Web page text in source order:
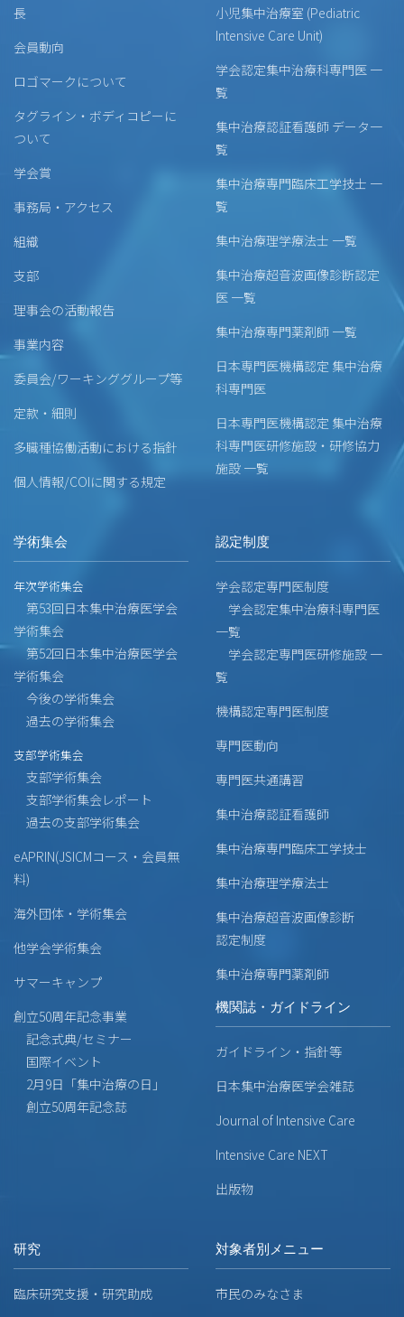
長
会員動向
ロゴマークについて
タグライン・ボディコピーに
ついて
学会賞
事務局・アクセス
組織
支部
理事会の活動報告
事業内容
委員会/ワーキンググループ等
定款・細則
多職種協働活動における指針
個人情報/COIに関する規定
小児集中治療室 (Pediatric
Intensive Care Unit)
学会認定集中治療科専門医 一
覧
集中治療認証看護師 データ一
覧
集中治療専門臨床工学技士 一
覧
集中治療理学療法士 一覧
集中治療超音波画像診断認定
医 一覧
集中治療専門薬剤師 一覧
日本専門医機構認定 集中治療
科専門医
日本専門医機構認定 集中治療
科専門医研修施設・研修協力
施設 一覧
学術集会
年次学術集会
第53回日本集中治療医学会
学術集会
第52回日本集中治療医学会
学術集会
今後の学術集会
過去の学術集会
支部学術集会
支部学術集会
支部学術集会レポート
過去の支部学術集会
eAPRIN(JSICMコース・会員無
料)
海外団体・学術集会
他学会学術集会
サマーキャンプ
創立50周年記念事業
記念式典/セミナー
国際イベント
2月9日「集中治療の日」
創立50周年記念誌
認定制度
学会認定専門医制度
学会認定集中治療科専門医
一覧
学会認定専門医研修施設 一
覧
機構認定専門医制度
専門医動向
専門医共通講習
集中治療認証看護師
集中治療専門臨床工学技士
集中治療理学療法士
集中治療超音波画像診断
認定制度
集中治療専門薬剤師
機関誌・ガイドライン
ガイドライン・指針等
日本集中治療医学会雑誌
Journal of Intensive Care
Intensive Care NEXT
出版物
研究
臨床研究支援・研究助成
対象者別メニュー
市民のみなさま